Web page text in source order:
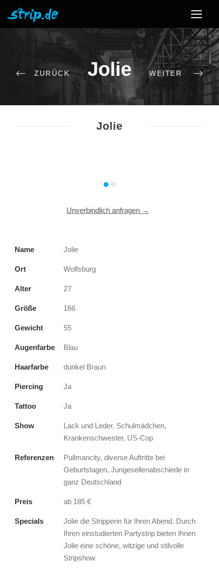
Jolie
Jolie
Unverbindlich anfragen →
Name Jolie
Ort Wolfsburg
Alter 27
Größe 166
Gewicht 55
Augenfarbe Blau
Haarfarbe dunkel Braun
Piercing Ja
Tattoo Ja
Show
Lack und Leder, Schulmädchen,
Krankenschwester, US-Cop
Referenzen
Pullmancity, diverse Auftritte bei
Geburtstagen, Jungesellenabschiede in
ganz Deutschland
Preis ab 185 €
Specials
Jolie die Stripperin für Ihren Abend. Durch
Ihren einstudierten Partystrip bieten Ihnen
Jolie eine schöne, witzige und stilvolle
Stripshow